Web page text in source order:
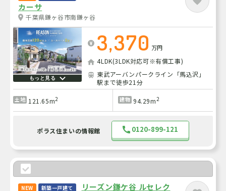
カーサ
千葉県鎌ヶ谷市南鎌ヶ谷
もっと見る
3,370 万円
4LDK(3LDK対応可※有償工事)
東武アーバンパークライン「馬込沢」
駅まで徒歩21分
土地 121.65m2 建物 94.29m2
ポラス住まいの情報館 0120-899-121
NEW 新築一戸建て
リーズン鎌ケ谷 ルセレク